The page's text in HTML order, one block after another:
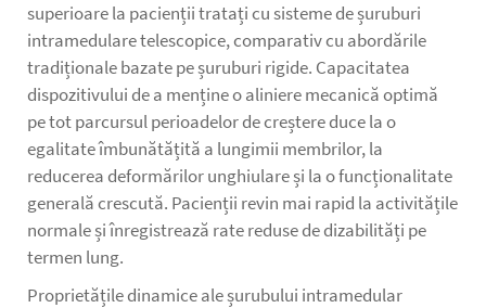
superioare la pacienții tratați cu sisteme de șuruburi
intramedulare telescopice, comparativ cu abordările
tradiționale bazate pe șuruburi rigide. Capacitatea
dispozitivului de a menține o aliniere mecanică optimă
pe tot parcursul perioadelor de creștere duce la o
egalitate îmbunătățită a lungimii membrilor, la
reducerea deformărilor unghiulare și la o funcționalitate
generală crescută. Pacienții revin mai rapid la activitățile
normale și înregistrează rate reduse de dizabilități pe
termen lung.
Proprietățile dinamice ale șurubului intramedular